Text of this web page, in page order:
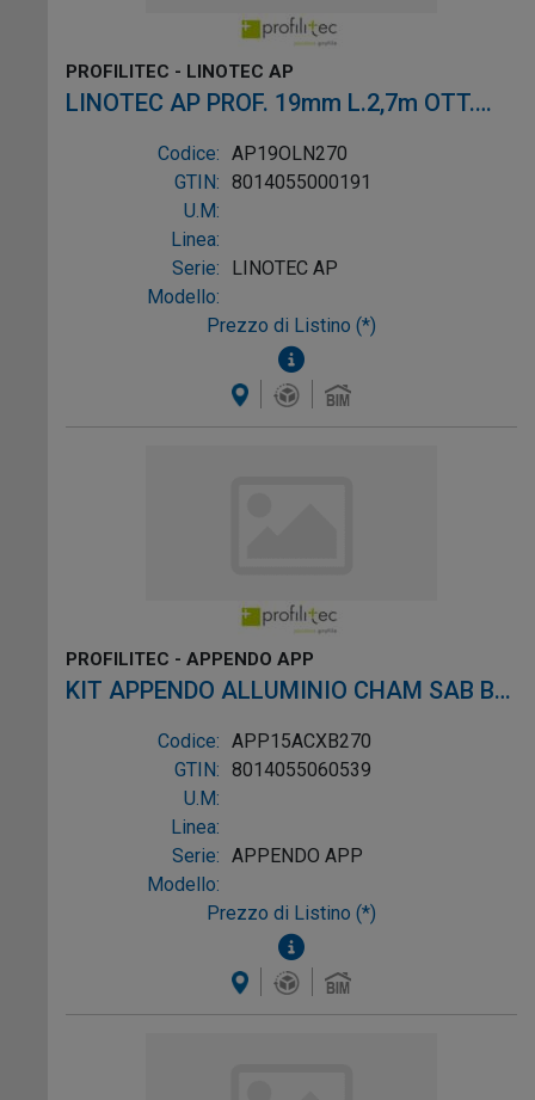
PROFILITEC - LINOTEC AP
LINOTEC AP PROF. 19mm L.2,7m OTT.
Codice: AP19OLN270
GTIN: 8014055000191
U.M:
Linea:
Serie:
LINOTEC AP
Modello:
Prezzo di Listino (*)
PROFILITEC - APPENDO APP
KIT APPENDO ALLUMINIO CHAM SAB BR
Codice: APP15ACXB270
GTIN: 8014055060539
U.M:
Linea:
Serie: APPENDO APP
Modello:
Prezzo di Listino (*)